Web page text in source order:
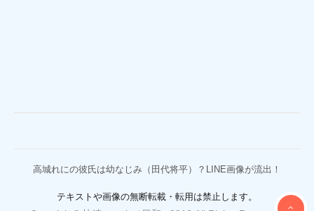
高城れにの彼氏は幼なじみ（田代将平）？LINE画像が流出！
テキストや画像の無断転載・転用は禁止します。